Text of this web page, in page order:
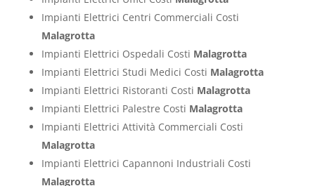
Impianti Elettrici Centri Commerciali Costi
Malagrotta
Impianti Elettrici Ospedali Costi Malagrotta
Impianti Elettrici Studi Medici Costi Malagrotta
Impianti Elettrici Ristoranti Costi Malagrotta
Impianti Elettrici Palestre Costi Malagrotta
Impianti Elettrici Attività Commerciali Costi
Malagrotta
Impianti Elettrici Capannoni Industriali Costi
Malagrotta